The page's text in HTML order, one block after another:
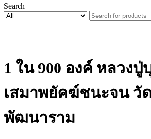
Search
1 ใน 900 องค์ หลวงปู่
เสมาพยัคฆ์ชนะจน วั
พัฒนาราม